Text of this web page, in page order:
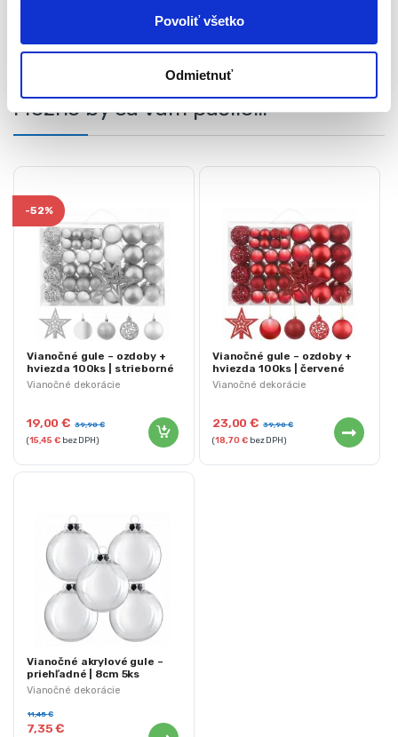
Povoliť všetko
Odmietnuť
Katalógové číslo:
Značka:Iso Trade
Možno by sa Vám páčilo…
Vianočné dekorácie
-52%
Vianočné gule – ozdoby +
hviezda 100ks | strieborné
19,00€ 39,90€
(15,45€bez DPH)
Vianočné dekorácie
Vianočné gule – ozdoby +
hviezda 100ks | červené
23,00€ 39,90€
(18,70€bez DPH)
Vianočné dekorácie
Vianočné akrylové gule –
priehľadné | 8cm 5ks
7,35€
11,45€